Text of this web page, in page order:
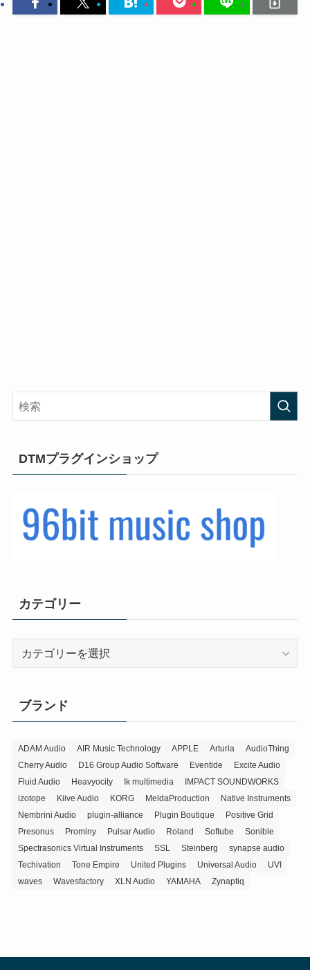
DTMプラグインショップ
カテゴリー
ー
ブランド
ADAM Audio AIR Music Technology APPLE Arturia
AudioThing
Cherry Audio
D16 Group Audio Software Eventide
Excite Audio
Fluid Audio
Heavyocity Ik multimedia
IMPACT SOUNDWORKS
izotope
Kiive Audio KORG MeldaProduction
Native Instruments
Nembrini Audio
plugin-alliance Plugin Boutique
Positive Grid
Presonus
Prominy Pulsar Audio Roland Softube
Sonible
Spectrasonics Virtual Instruments
SSL Steinberg
synapse audio
Techivation
Tone Empire United Plugins Universal Audio
UVI
waves
Wavesfactory XLN Audio YAMAHA Zynaptiq